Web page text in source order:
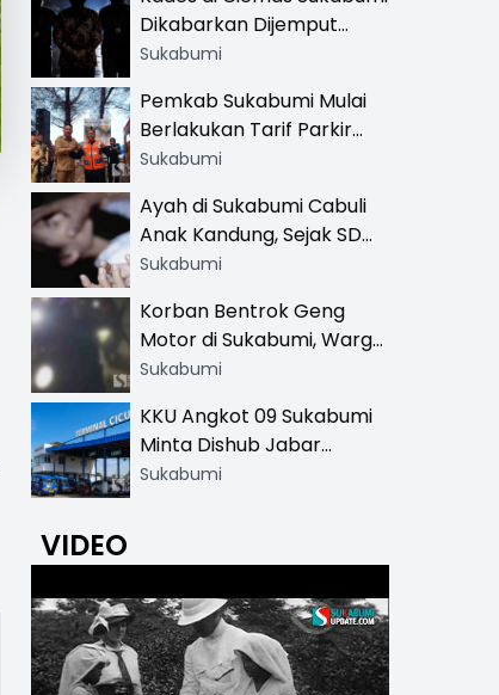
Dikabarkan Dijemput
Satnarkoba, Polisi
Sukabumi
Pemkab Sukabumi Mulai
Berlakukan Tarif Parkir
Resmi di 13 Lokasi Wisata,
Khusus
Sukabumi
Ayah di Sukabumi Cabuli
Anak Kandung, Sejak SD
Hingga SMA
Sukabumi
Korban Bentrok Geng
Motor di Sukabumi, Warga
dan Sopir Tangki
Sukabumi
KKU Angkot 09 Sukabumi
Minta Dishub Jabar
Tertibkan Trayek Ciawi-
Sukabumi
VIDEO